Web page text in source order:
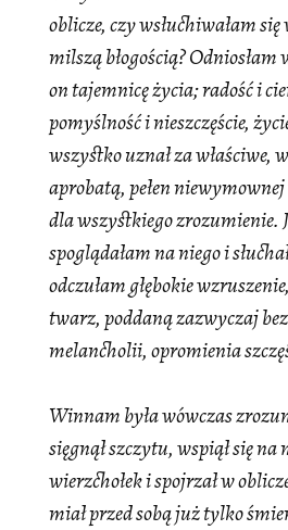
oblicze, czy wsłuchiwałam się
milszą błogością? Odniosłam
on tajemnicę życia; radość i
pomyślność i nieszczęście,
wszystko uznał za właściwe,
aprobatą, pełen
dla wszystkiego zrozumienie.
spoglądałam na niego i
odczułam głębokie
twarz, poddaną zazwyczaj
melancholii, opromienia
Winnam była wówczas
sięgnął szczytu, wspiął się
wierzchołek i spojrzał w
miał przed sobą już tylko